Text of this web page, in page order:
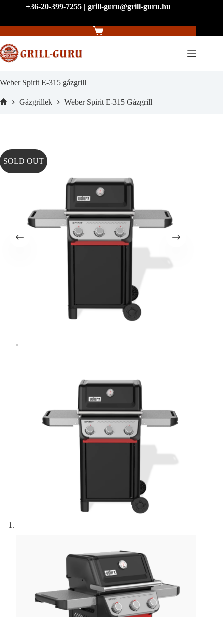
+36-20-399-7255 | grill-guru@grill-guru.hu
Shopping
Weber Spirit E-315 gázgrill
Gázgrillek Weber Spirit E-315 Gázgrill
SOLD OUT